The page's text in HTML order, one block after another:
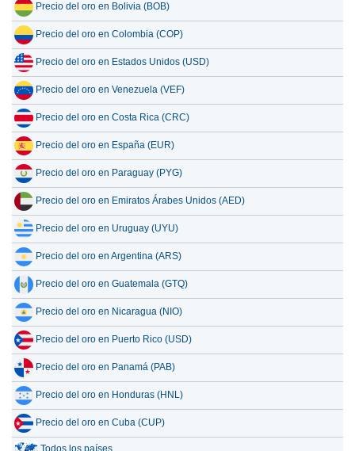
Precio del oro en Bolivia (BOB)
Precio del oro en Colombia (COP)
Precio del oro en Estados Unidos (USD)
Precio del oro en Venezuela (VEF)
Precio del oro en Costa Rica (CRC)
Precio del oro en España (EUR)
Precio del oro en Paraguay (PYG)
Precio del oro en Emiratos Árabes Unidos (AED)
Precio del oro en Uruguay (UYU)
Precio del oro en Argentina (ARS)
Precio del oro en Guatemala (GTQ)
Precio del oro en Nicaragua (NIO)
Precio del oro en Puerto Rico (USD)
Precio del oro en Panamá (PAB)
Precio del oro en Honduras (HNL)
Precio del oro en Cuba (CUP)